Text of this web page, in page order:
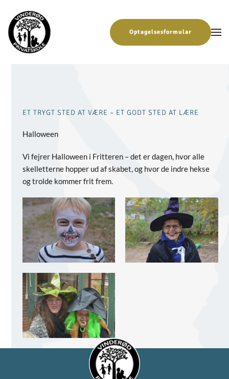
Gå til hovedindhold
Optagelsesformular
ET TRYGT STED AT VÆRE – ET GODT STED AT LÆRE
Halloween
Vi fejrer Halloween i Fritteren – det er dagen, hvor alle
skelletterne hopper ud af skabet, og hvor de indre hekse
og trolde kommer frit frem.
Se
billederne
Se
billederne
Se
billederne